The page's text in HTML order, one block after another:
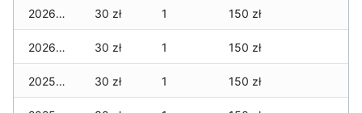
2026-01-02 30 zł 1 150 zł
2026-01-01 30 zł 1 150 zł
2025-12-31 30 zł 1 150 zł